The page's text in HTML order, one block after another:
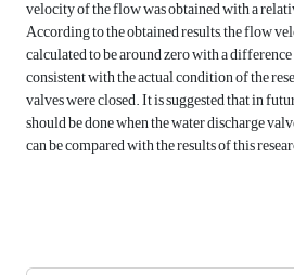
velocity of the flow was obtained with a
According to the obtained results, the flow
calculated to be around zero with a
consistent with the actual condition of the
valves were closed. It is suggested that in
should be done when the water discharge
can be compared with the results of this